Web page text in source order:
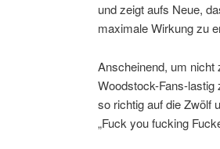
und zeigt aufs Neue,
maximale Wirkung zu
Anscheinend, um nicht
Woodstock-Fans-lastig
so richtig auf die Zwölf
„Fuck you fucking